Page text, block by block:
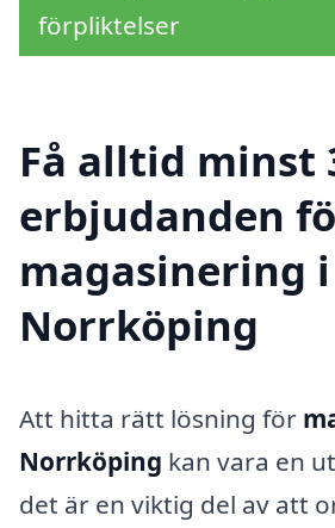
förpliktelser
Få alltid minst
erbjudanden
magasinering i
Norrköping
Att hitta rätt lösning för
Norrköping kan vara en
det är en viktig del av att